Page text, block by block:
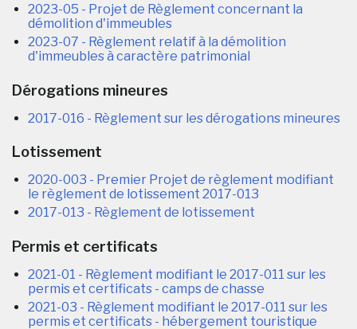
2023-05 - Projet de Règlement concernant la
démolition d'immeubles
2023-07 - Règlement relatif à la démolition
d'immeubles à caractère patrimonial
Dérogations mineures
2017-016 - Règlement sur les dérogations mineures
Lotissement
2020-003 - Premier Projet de règlement modifiant
le règlement de lotissement 2017-013
2017-013 - Règlement de lotissement
Permis et certificats
2021-01 - Règlement modifiant le 2017-011 sur les
permis et certificats - camps de chasse
2021-03 - Règlement modifiant le 2017-011 sur les
permis et certificats - hébergement touristique